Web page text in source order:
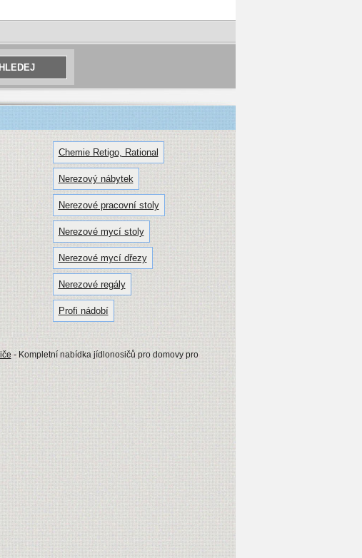
Chemie Retigo, Rational
Nerezový nábytek
Nerezové pracovní stoly
Nerezové mycí stoly
Nerezové mycí dřezy
Nerezové regály
Profi nádobí
- Kompletní nabídka jídlonosičů pro domovy pro